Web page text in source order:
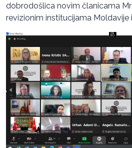
dobrodošlica novim članicama
revizionim institucijama Moldavije